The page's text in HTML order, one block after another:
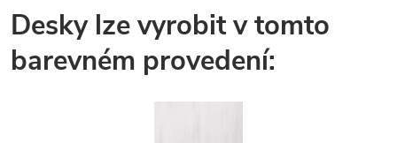
Desky lze vyrobit v tomto
barevném provedení: